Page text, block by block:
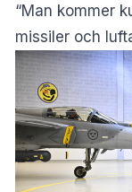
“Man kommer
missiler och